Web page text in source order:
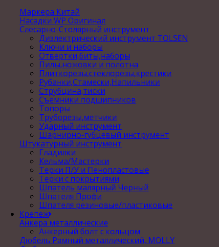
Маркера Китай
Насадки WP Оригинал
Слесарно-Столярный инструмент
Диэлектрический инструмент TOLSEN
Ключи и наборы
Отвертки,биты,наборы
Пилы,ножовки и полотна
Плиткорезы,стеклорезы,крестики
Рубанки,Стамески,Напильники
Струбцина,тиски
Съемники подшипников
Топоры
Труборезы,метчики
Ударный инструмент
Шарнирно-губцевый инструмент
Штукатурный инструмент
Гладилки
Кельма/Мастерки
Терки П/У и Пенопластовые
Терки с покрытиями
Шпатель малярный Черный
Шпателя Профи
Шпателя резиновые/пластиковые
Крепеж
Анкера металлические
Анкерный болт с кольцом
Дюбель Рамный металлический, MOLLY